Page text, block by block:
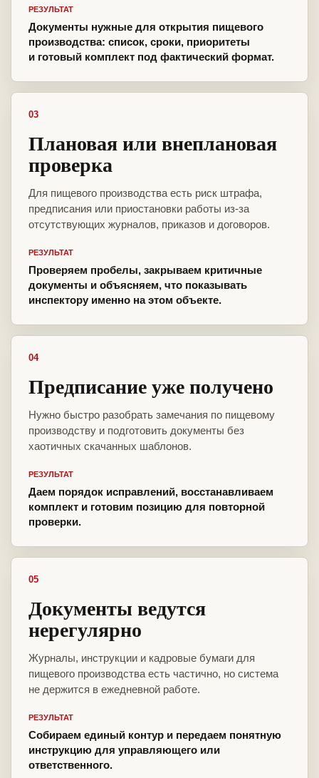
РЕЗУЛЬТАТ
Документы нужные для открытия пищевого
производства: список, сроки, приоритеты
и готовый комплект под фактический формат.
03
Плановая или внеплановая
проверка
Для пищевого производства есть риск штрафа,
предписания или приостановки работы из-за
отсутствующих журналов, приказов и договоров.
РЕЗУЛЬТАТ
Проверяем пробелы, закрываем критичные
документы и объясняем, что показывать
инспектору именно на этом объекте.
04
Предписание уже получено
Нужно быстро разобрать замечания по пищевому
производству и подготовить документы без
хаотичных скачанных шаблонов.
РЕЗУЛЬТАТ
Даем порядок исправлений, восстанавливаем
комплект и готовим позицию для повторной
проверки.
05
Документы ведутся
нерегулярно
Журналы, инструкции и кадровые бумаги для
пищевого производства есть частично, но система
не держится в ежедневной работе.
РЕЗУЛЬТАТ
Собираем единый контур и передаем понятную
инструкцию для управляющего или
ответственного.